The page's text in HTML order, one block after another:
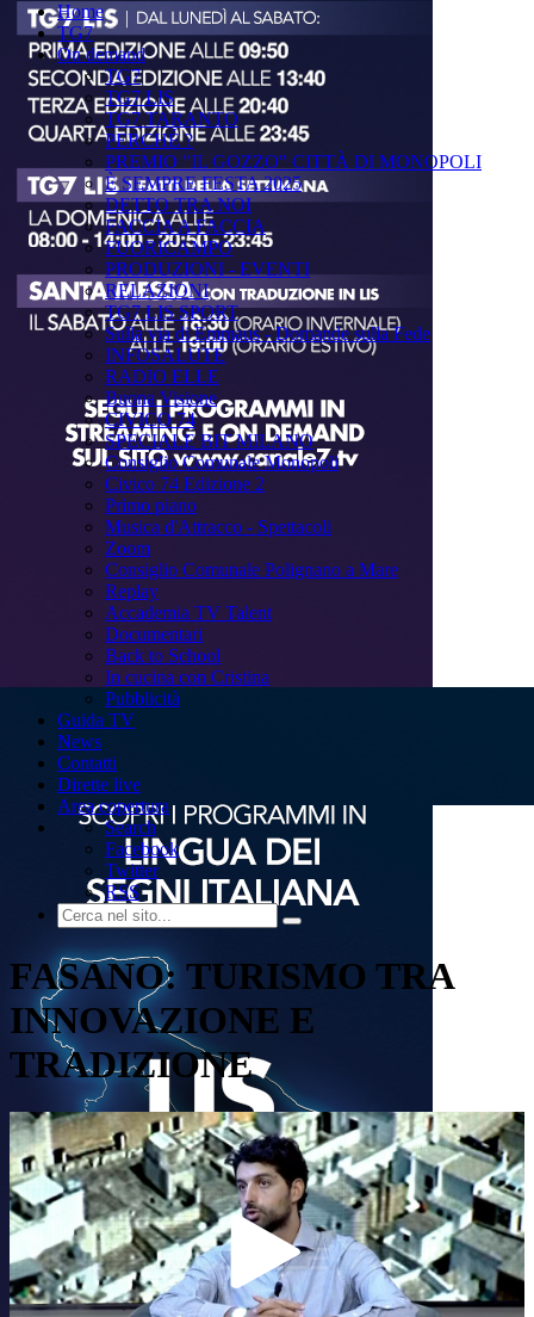
Home
TG7
On demand
TG7
TG7 LIS
TG7 TARANTO
PERCHÉ ?
PREMIO "IL GOZZO" CITTÀ DI MONOPOLI
È SEMPRE FESTA 2025
DETTO TRA NOI
FACCIA A FACCIA
FUORICAMPO
PRODUZIONI - EVENTI
RELAZIONI
TG7 LIS SPORT
Sulla via di Emmaus - Domande sulla Fede
INFOSALUTE
RADIO ELLE
Buona Visione
CIVICO 74
SPECIALE BIT MILANO
Consiglio Comunale Monopoli
Civico 74 Edizione 2
Primo piano
Musica d'Attracco - Spettacoli
Zoom
Consiglio Comunale Polignano a Mare
Replay
Accademia TV Talent
Documentari
Back to School
In cucina con Cristina
Pubblicità
Guida TV
News
Contatti
Dirette live
Area copertura
Search
Facebook
Twitter
RSS
FASANO: TURISMO TRA
INNOVAZIONE E
TRADIZIONE
Play